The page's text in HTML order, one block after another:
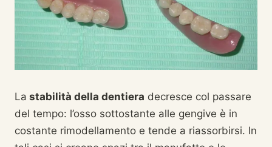
La stabilità della dentiera decresce col passare
del tempo: l’osso sottostante alle gengive è in
costante rimodellamento e tende a riassorbirsi. In